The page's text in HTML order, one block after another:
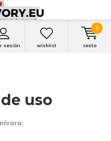
sesión wishlist cesta
0
uso